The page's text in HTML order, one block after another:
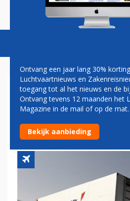
Magazine Podcasts
AIR FRANCE-KLM
VERKOOP
AF
Ontvang een jaar lang 30%
Luchtvaartnieuws en
toegang tot al het nieuws en de
Ontvang tevens 12 maanden het
Magazine in de mail of op de mat.
Bekijk aanbieding